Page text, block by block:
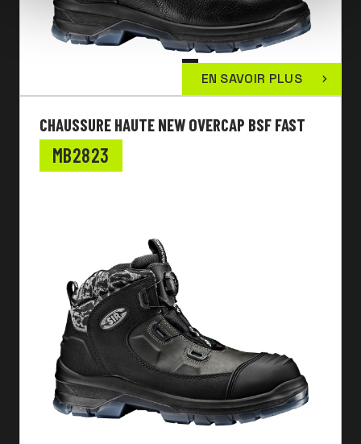
EN SAVOIR PLUS
CHAUSSURE HAUTE NEW OVERCAP BSF FAST
MB2823